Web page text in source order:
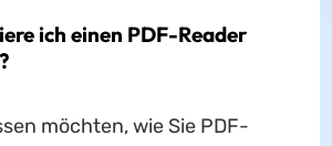
ich einen PDF-Reader
möchten, wie Sie PDF-